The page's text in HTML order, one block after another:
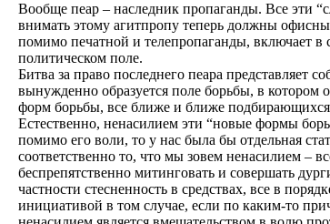
Вообще пеар – наследник пропаганды. Все эти
внимать этому агитпропу теперь должны
помимо печатной и телепропаганды, включает
политическом поле.
Битва за право последнего пеара
вынужденно образуется поле борьбы, в котором
форм борьбы, все ближе и ближе
Естественно, ненасилием эти “новые формы
помимо его воли, то у нас была бы отдельная
соответственно то, что мы зовем ненасилием –
беспрепятственно митинговать и совершать
частности стесненность в средствах, все в
инициативой в том случае, если по каким-то